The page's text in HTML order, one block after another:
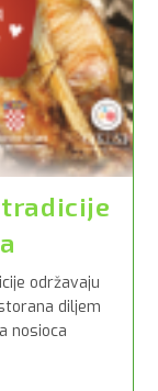
tradicije
održavaju
diljem
nosioca